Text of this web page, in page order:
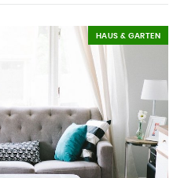
HAUS & GARTEN